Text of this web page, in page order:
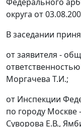
округа от
В заседании
от заявителя -
Моргачева Т.И.;
от Инспекции
по городу Москве
Суворова Е.В.,